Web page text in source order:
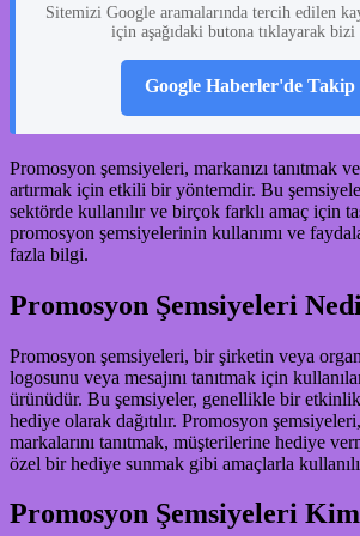
Sitemizi Google aramalarında tercih edilen
için aşağıdaki butona tıklayarak bizi
Google Haberler'de Takip
Promosyon şemsiyeleri, markanızı tanıtmak
artırmak için etkili bir yöntemdir. Bu
sektörde kullanılır ve birçok farklı amaç için
promosyon şemsiyelerinin kullanımı ve
fazla bilgi.
Promosyon Şemsiyeleri
Promosyon şemsiyeleri, bir şirketin veya
logosunu veya mesajını tanıtmak için
ürünüdür. Bu şemsiyeler, genellikle bir etkinlik
hediye olarak dağıtılır. Promosyon
markalarını tanıtmak, müşterilerine hediye
özel bir hediye sunmak gibi amaçlarla
Promosyon Şemsiyeleri